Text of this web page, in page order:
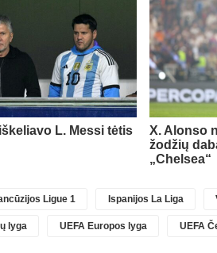
L. Messi tėtis
X. Alonso
žodžių
„Chelsea“
Ligue 1 Ispanijos La Liga
lyga UEFA Europos lyga UEFA